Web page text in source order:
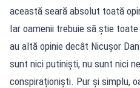
această seară absolut toată
Iar oamenii trebuie să știe
au altă opinie decât Nicușor
sunt nici putiniști, nu sunt nici
conspiraționiști. Pur și simplu,